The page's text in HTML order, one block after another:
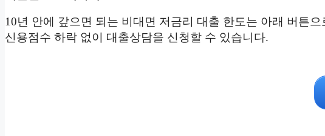
10년 안에 갚으면 되는 비대면 저금리 대출 한도는 아래 버튼
신용점수 하락 없이 대출상담을 신청할 수 있습니다.